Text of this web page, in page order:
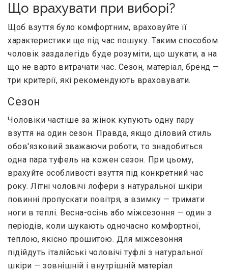
Що врахувати при виборі?
Щоб взуття було комфортним, враховуйте її
характеристики ще під час пошуку. Таким способом
чоловік заздалегідь буде розуміти, що шукати, а на
що не варто витрачати час. Сезон, матеріал, бренд —
три критерії, які рекомендують враховувати.
Сезон
Чоловіки частіше за жінок купують одну пару
взуття на один сезон. Правда, якщо діловий стиль
обов'язковий зважаючи роботи, то знадобиться
одна пара туфель на кожен сезон. При цьому,
врахуйте особливості взуття під конкретний час
року. Літні чоловічі лофери з натуральної шкіри
повинні пропускати повітря, а взимку — тримати
ноги в теплі. Весна-осінь або міжсезоння — один з
періодів, коли шукають одночасно комфортної,
теплою, якісно прошитою. Для міжсезоння
підійдуть італійські чоловічі туфлі з натуральної
шкіри — зовнішній і внутрішній матеріал